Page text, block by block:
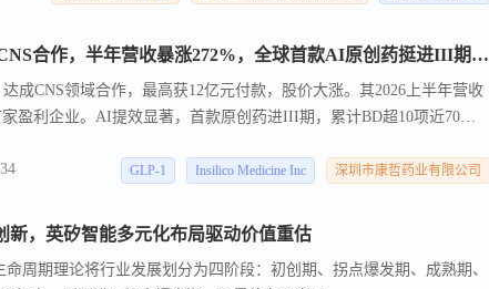
英矽智能再牵康哲药业斩获12亿CNS合作，半年营收暴涨272%，全球首款AI原创药挺进III期临床
成CNS领域合作，最高获12亿元付款，股价大涨。其2026上半年营收
盈利企业。AI提效显著，首款原创药进III期，累计BD超10项近70亿
GLP-1 Insilico Medicine Inc 深圳市康哲药业有限公司
新，英矽智能多元化布局驱动价值重估
周期理论将行业发展划分为四阶段：初创期、拐点爆发期、成熟期、